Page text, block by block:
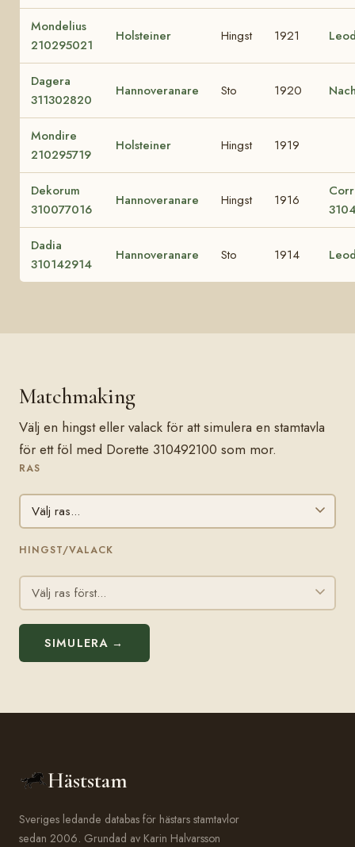
Mondelius
210295021
Holsteiner Hingst 1921
Dagera
311302820
Hannoveranare Sto 1920
Mondire
210295719
Holsteiner Hingst 1919
Dekorum
310077016
Hannoveranare Hingst 1916
Dadia
310142914
Hannoveranare Sto 1914
Matchmaking
Välj en hingst eller valack för att simulera en stamtavla
för ett föl med Dorette 310492100 som mor.
RAS
HINGST/VALACK
SIMULERA →
Häststam
Sveriges ledande databas för hästars stamtavlor
sedan 2006. Grundad av Karin Halvarsson